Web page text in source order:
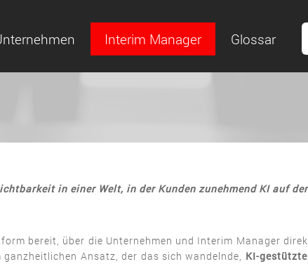
Interim Manager Glossar
in einer Welt, in der Kunden zunehmend KI auf
bereit, über die Unternehmen und Interim Manager
Ansatz, der das sich wandelnde, KI-